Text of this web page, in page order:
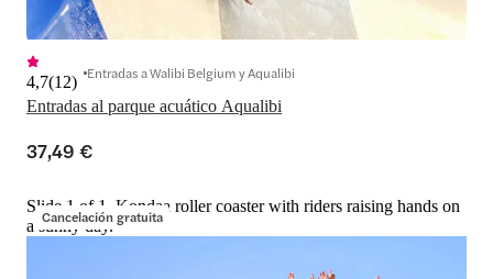
Entradas al parque acuático Aqualibi
4,7(12) Entradas a Walibi Belgium y Aqualibi
37,49 €
Cancelación gratuita
Slide 1 of 1, Kondaa roller coaster with riders raising hands on
a sunny day.